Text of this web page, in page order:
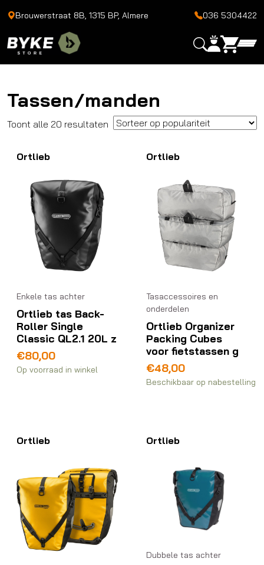
Brouwerstraat 8B, 1315 BP, Almere 036 5304422
Tassen/manden
Toont alle 20 resultaten Gesorteerd
populariteit
Ortlieb
Enkele tas achter
Ortlieb tas Back-
Roller Single
Classic QL2.1 20L z
€80,00
Op voorraad in winkel
Ortlieb
Tasaccessoires en
onderdelen
Ortlieb Organizer
Packing Cubes
voor fietstassen g
€48,00
Beschikbaar op nabestelling
Ortlieb Ortlieb
Dubbele tas achter